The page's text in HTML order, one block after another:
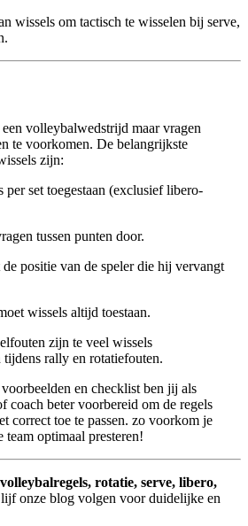
wissels om tactisch te wisselen bij serve,
volleybalwedstrijd maar vragen
te voorkomen. De belangrijkste
zijn:
set toegestaan (exclusief libero-
tussen punten door.
de positie van de speler die hij vervangt
wissels altijd toestaan.
zijn te veel wissels
tijdens rally en rotatiefouten.
en checklist ben jij als
coach beter voorbereid om de regels
correct toe te passen. zo voorkom je
optimaal presteren!
rotatie, serve, libero,
onze blog volgen voor duidelijke en